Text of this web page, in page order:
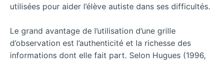
utilisées pour aider l’élève autiste dans ses difficultés.
Le grand avantage de l’utilisation d’une grille
d’observation est l’authenticité et la richesse des
informations dont elle fait part. Selon Hugues (1996,